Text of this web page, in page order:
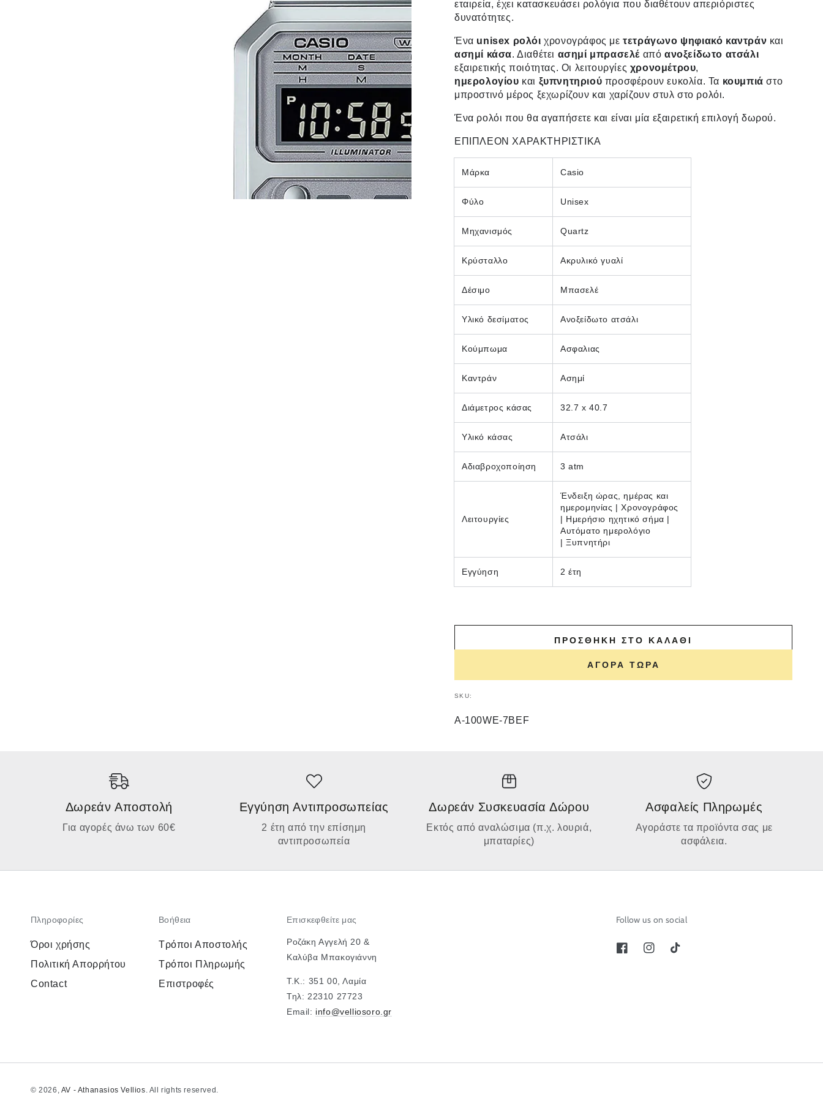
εταιρεία, έχει κατασκευάσει ρολόγια που διαθέτουν απεριόριστες
δυνατότητες.
Ένα unisex ρολόι χρονογράφος μετετράγωνο ψηφιακό καντράν και
ασημί κάσα. Διαθέτει ασημί μπρασελέ απόανοξείδωτο ατσάλι
εξαιρετικής ποιότητας. Οι λειτουργίες χρονομέτρου,
ημερολογίου και ξυπνητηριού προσφέρουν ευκολία. Τα κουμπιά στο
μπροστινό μέρος ξεχωρίζουν και χαρίζουν στυλ στο ρολόι.
Ένα ρολόι που θα αγαπήσετε και είναι μία εξαιρετική επιλογή δωρού.
ΕΠΙΠΛΕΟΝ ΧΑΡΑΚΤΗΡΙΣΤΙΚΑ
Μάρκα Casio
Φύλο Unisex
Μηχανισμός Quartz
Κρύσταλλο Ακρυλικό γυαλί
Δέσιμο Μπασελέ
Υλικό δεσίματος Ανοξείδωτο ατσάλι
Κούμπωμα Ασφαλιας
Καντράν Ασημί
Διάμετρος κάσας 32.7 x 40.7
Υλικό κάσας Ατσάλι
Αδιαβροχοποίηση 3 atm
Λειτουργίες
Ένδειξη ώρας, ημέρας και
ημερομηνίας | Χρονογράφος
| Ημερήσιο ηχητικό σήμα |
Αυτόματο ημερολόγιο
| Ξυπνητήρι
Εγγύηση 2 έτη
ΠΡΟΣΘΉΚΗ ΣΤΟ ΚΑΛΆΘΙ
ΑΓΟΡΆ ΤΏΡΑ
SKU:
A-100WE-7BEF
Δωρεάν Αποστολή
Για αγορές άνω των 60€
Εγγύηση Αντιπροσωπείας
2 έτη από την επίσημη
αντιπροσωπεία
Δωρεάν Συσκευασία Δώρου
Εκτός από αναλώσιμα (π.χ. λουριά,
μπαταρίες)
Ασφαλείς Πληρωμές
Αγοράστε τα προϊόντα σας με
ασφάλεια.
Πληροφορίες
Όροι χρήσης
Πολιτική Απορρήτου
Contact
Βοήθεια
Τρόποι Αποστολής
Τρόποι Πληρωμής
Επιστροφές
Επισκεφθείτε μας
Ροζάκη Αγγελή 20 &
Καλύβα Μπακογιάννη
Τ.Κ.: 351 00, Λαμία
Τηλ: 22310 27723
Email: info@velliosoro.gr
Follow us on social
© 2026, AV - Athanasios Vellios. All rights reserved.